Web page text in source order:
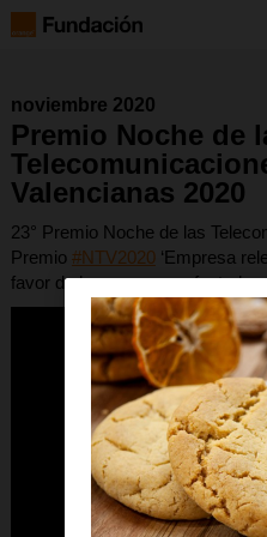
noviembre 2020
Premio Noche de
Valencianas 2020
23° Premio Noche de las
Premio #NTV2020‘Empresa
favor de las personas afectadas